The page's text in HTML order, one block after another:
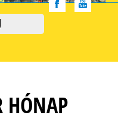
HÓNAP